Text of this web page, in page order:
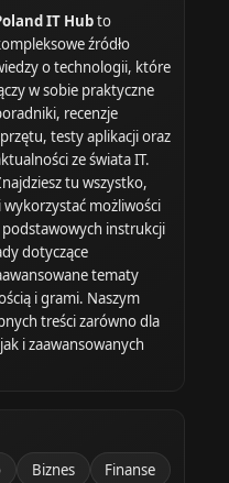
IT Hubto
źródło
o technologii, które
w sobie praktyczne
recenzje
testy aplikacji oraz
ze świata IT.
tu wszystko,
wykorzystać możliwości
instrukcji
dotyczące
tematy
i grami. Naszym
treści zarówno dla
i zaawansowanych
Biznes
Finanse